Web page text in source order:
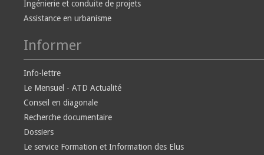
Ingénierie et conduite de projets
Assistance en urbanisme
Informer
Info-lettre
Le Mensuel - ATD Actualité
Conseil en diagonale
Recherche documentaire
Dossiers
Le service Formation et Information des Elus